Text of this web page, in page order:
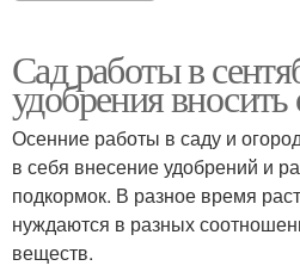
Сад работы в
удобрения
Осенние работы в саду и
в себя внесение удобрений и
подкормок. В разное время
нуждаются в разных
веществ.